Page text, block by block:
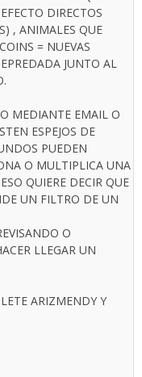
DIRECTOS
, ANIMALES QUE
= NUEVAS
JUNTO AL
MEDIANTE EMAIL O
ESPEJOS DE
PUEDEN
O MULTIPLICA UNA
QUIERE DECIR QUE
UN FILTRO DE UN
O
LLEGAR UN
ARIZMENDY Y